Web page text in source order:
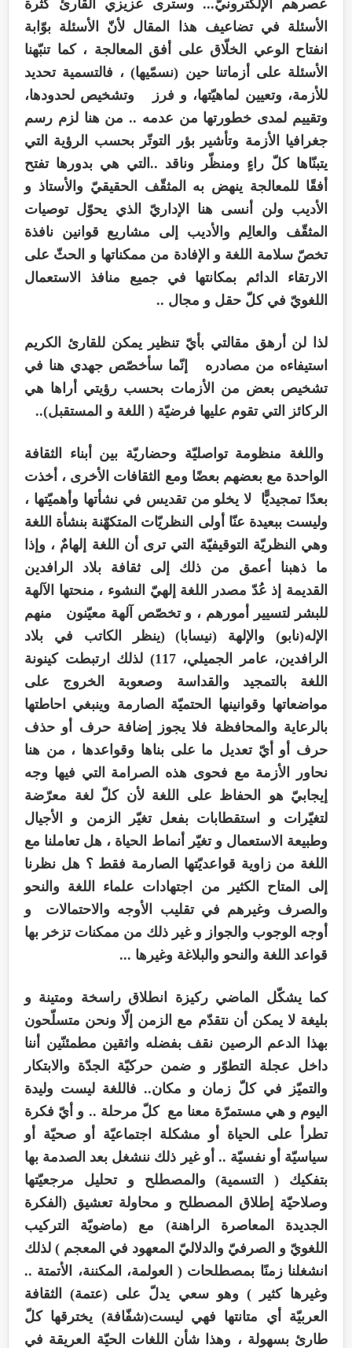
عصرهم الإلكترونيّ... وسترى عزيزي القارئ كثرة
الأسئلة في تضاعيف هذا المقال لأنّ الأسئلة بوّابة
انفتاح الوعي الخلّاق على أفق المعالجة ، كما تنبّهنا
الأسئلة على أزماتنا حين (نسمّيها) ، فالتسمية تحديد
للأزمة، وتعيين لماهيّتها، و فرز وتشخيص لحدودها،
وتقييم لمدى خطورتها من عدمه .. من هنا لزم رسم
جغرافيا الأزمة وتأشير بؤر التوتّر بحسب الرؤية التي
يتبنّاها كلّ راءٍ ومنظّر وناقد ..التي هي بدورها تفتح
أفقًا للمعالجة ينهض به المثقّف الحقيقيّ والأستاذ و
الأديب ولن أنسى هنا الإداريّ الذي يحوّل توصيات
المثقّف والعالِم والأديب إلى مشاريع قوانين نافذة
تخصّ سلامة اللغة و الإفادة من ممكناتها و الحثّ على
الارتقاء الدائم بمكانتها في جميع منافذ الاستعمال
اللغويّ في كلّ حقل و مجال ..
لذا لن أرهق مقالتي بأيّ تنظير يمكن للقارئ الكريم
استيفاءه من مصادره إنّما سأخصّص جهدي هنا في
تشخيص بعض من الأزمات بحسب رؤيتي أراها هي
الركائز التي تقوم عليها فرضيّة ( اللغة و المستقبل)..
واللغة منظومة تواصليّة وحضاريّة بين أبناء الثقافة
الواحدة مع بعضهم بعضًا ومع الثقافات الأخرى ، أخذت
بعدًا تمجيديًّا لا يخلو من تقديس في نشأتها وأهميّتها ،
وليست ببعيدة عنّا أولى النظريّات المتكهّنة بنشأة اللغة
وهي النظريّة التوقيفيّة التي ترى أن اللغة إلهامٌ ، وإذا
ما ذهبنا أعمق من ذلك إلى ثقافة بلاد الرافدين
القديمة إذ عُدّ مصدر اللغة إلهيّ النشوء ، منحتها الآلهة
للبشر لتسيير أمورهم ، و تخصّص آلهة معيّنون منهم
الإله(نابو) والإلهة (نيسابا) (ينظر الكاتب في بلاد
الرافدين، عامر الجميلي، 117) لذلك ارتبطت كينونة
اللغة بالتمجيد والقداسة وصعوبة الخروج على
مواضعاتها وقوانينها الحتميّة الصارمة وينبغي احاطتها
بالرعاية والمحافظة فلا يجوز إضافة حرف أو حذف
حرف أو أيّ تعديل ما على بناها وقواعدها ، من هنا
نحاور الأزمة مع فحوى هذه الصرامة التي فيها وجه
إيجابيّ هو الحفاظ على اللغة لأن كلّ لغة معرّضة
لتغيّرات و استقطابات بفعل تغيّر الزمن و الأجيال
وطبيعة الاستعمال و تغيّر أنماط الحياة ، هل تعاملنا مع
اللغة من زاوية قواعديّتها الصارمة فقط ؟ هل نظرنا
إلى المتاح الكثير من اجتهادات علماء اللغة والنحو
والصرف وغيرهم في تقليب الأوجه والاحتمالات و
أوجه الوجوب والجواز و غير ذلك من ممكنات تزخر بها
قواعد اللغة والنحو والبلاغة وغيرها ...
كما يشكّل الماضي ركيزة انطلاق راسخة ومتينة و
بليغة لا يمكن أن نتقدّم مع الزمن إلّا ونحن متسلّحون
بهذا الدعم الرصين نقف بفضله واثقين مطمئنّين أننا
داخل عجلة التطوّر و ضمن حركيّة الجدّة والابتكار
والتميّز في كلّ زمان و مكان.. فاللغة ليست وليدة
اليوم و هي مستمرّة معنا مع كلّ مرحلة .. و أيّ فكرة
تطرأ على الحياة أو مشكلة اجتماعيّة أو صحيّة أو
سياسيّة أو نفسيّة .. أو غير ذلك ننشغل بعد الصدمة بها
بتفكيك ( التسمية) والمصطلح و تحليل مرجعيّتها
وصلاحيّة إطلاق المصطلح و محاولة تعشيق (الفكرة
الجديدة المعاصرة الراهنة) مع (ماضويّة التركيب
اللغويّ و الصرفيّ والدلاليّ المعهود في المعجم ) لذلك
انشغلنا زمنًا بمصطلحات ( العولمة، المكننة، الأتمتة ..
وغيرها كثير ) وهو سعي يدلّ على (عتمة) الثقافة
العربيّة أي متانتها فهي ليست(شفّافة) يخترقها كلّ
طارئ بسهولة ، وهذا شأن اللغات الحيّة العريقة في